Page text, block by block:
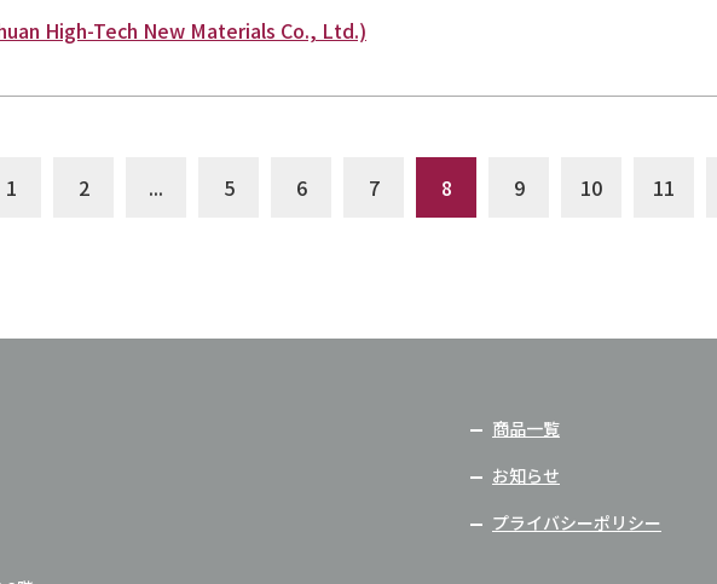
High-Tech New Materials Co., Ltd.)
1 2 ... 5 6 7 8 9 10 11
商品一覧
お知らせ
プライバシーポリシー